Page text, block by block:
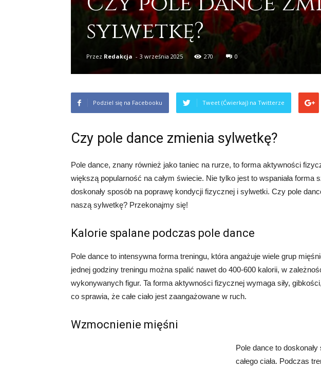
sylwetkę?
Przez Redakcja - 3 września 2025 270 0
Podziel się na Facebooku Tweet (Ćwierkaj) na Twitterze
Czy pole dance zmienia sylwetkę?
Pole dance, znany również jako taniec na rurze, to forma aktywności
większą popularność na całym świecie. Nie tylko jest to wspaniała forma
doskonały sposób na poprawę kondycji fizycznej i sylwetki. Czy pole
naszą sylwetkę? Przekonajmy się!
Kalorie spalane podczas pole dance
Pole dance to intensywna forma treningu, która angażuje wiele grup
jednej godziny treningu można spalić nawet do 400-600 kalorii, w
wykonywanych figur. Ta forma aktywności fizycznej wymaga siły,
co sprawia, że całe ciało jest zaangażowane w ruch.
Wzmocnienie mięśni
Pole dance to
całego ciała. Podczas